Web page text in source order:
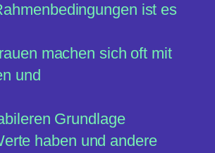
ist es
machen sich oft mit
und
Grundlage
haben und andere